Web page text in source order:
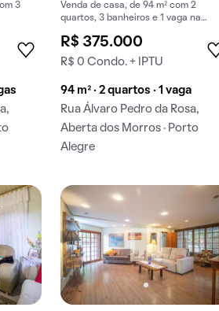
3
Venda de casa, de 94 m² com 2
quartos, 3 banheiros e 1 vaga na
R$ 375.000
R$ 0 Condo. + IPTU
94 m² · 2 quartos · 1 vaga
Rua Álvaro Pedro da Rosa,
Aberta dos Morros · Porto
Alegre